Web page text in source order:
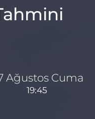
Ağustos Cuma
19:45